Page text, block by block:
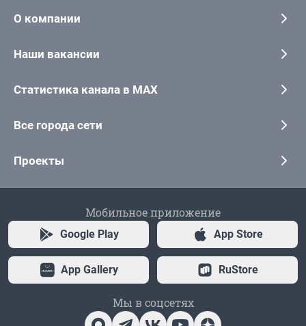
О компании
Наши вакансии
Статистика канала в MAX
Все города сети
Проекты
Мобильное приложение
Google Play App Store
App Gallery RuStore
Мы в соцсетях